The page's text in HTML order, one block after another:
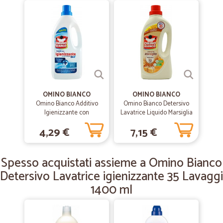
—
Ottima esperienza
Ottima esperienza. Intanto ho acquistato articoli che non che non
riuscivo a trovare perdipiù a prezzi interessanti, secondo me. E poi il
servizio di consegna, non celere, di più. Perfetto
—Vanda S.
Tutto bene
Tutto bene, consiglio davvero!
20/08/2019
—Salvatore G.
Consegna un po' lunga
Consegna un po' lunga, per il resto tutto ok
—Antonella S.
OMINO BIANCO
Omino Bianco Additivo
Igienizzante con
tecnologia Deo+ 900 ml.
4,29 €
OMINO BIANCO
Omino Bianco Detersivo
Lavatrice Liquido Marsiglia
35 Lavaggi 1400 ml
7,15 €
Spesso acquistati assieme a Omino Bianco
Detersivo Lavatrice igienizzante 35 Lavaggi
1400 ml